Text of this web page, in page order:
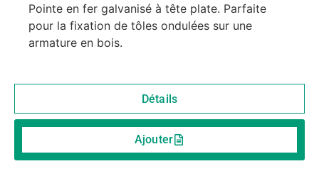
Pointe en fer galvanisé à tête plate. Parfaite
pour la fixation de tôles ondulées sur une
armature en bois.
Détails
Ajouter